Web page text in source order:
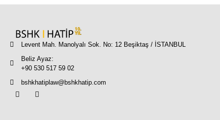
Levent Mah. Manolyalı Sok. No: 12 Beşiktaş / İSTANBUL
Beliz Ayaz:
+90 530 517 59 02
bshkhatiplaw@bshkhatip.com